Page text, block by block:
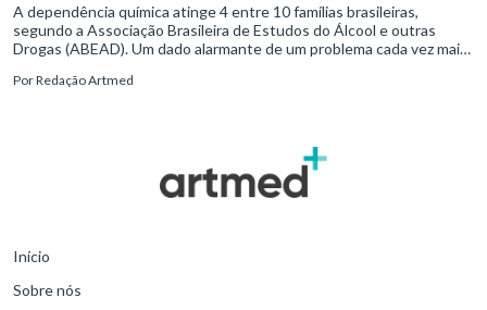
substâncias.
A dependência química atinge 4 entre 10 famílias brasileiras,
segundo a Associação Brasileira de Estudos do Álcool e outras
Drogas (ABEAD). Um dado alarmante de um problema cada vez mais
pela Organização Mundial da Saúde.
PorRedação Artmed
Início
Sobre nós